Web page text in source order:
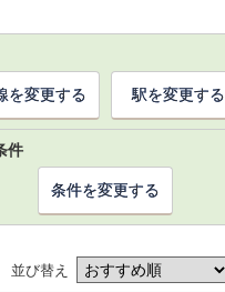
を変更する 駅を変更する
件
条件を変更する
並び替え